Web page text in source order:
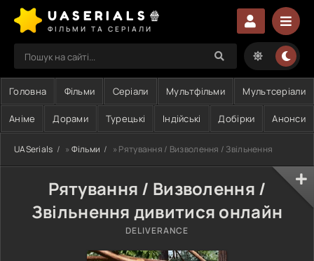
UASERIALS🍿
ФІЛЬМИ ТА СЕРІАЛИ
Головна Фільми Серіали Мультфільми Мультсеріали
Аніме Дорами Турецькі Індійські Добірки Анонси
UASerials » Фільми » Рятування / Визволення / Звільнення
Рятування / Визволення /
Звільнення дивитися онлайн
DELIVERANCE